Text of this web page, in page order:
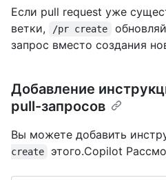
Если pull request уже
ветки,
/pr create
запрос вместо создания
Добавление
pull-запросов
Вы можете добавить
create
этого.Copilot